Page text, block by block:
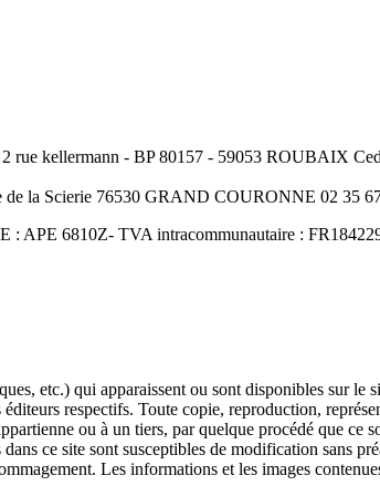
kellermann - BP 80157 - 59053 ROUBAIX
la Scierie 76530 GRAND COURONNE 02 35
APE 6810Z- TVA intracommunautaire :
etc.) qui apparaissent ou sont disponibles sur
respectifs. Toute copie, reproduction,
ou à un tiers, par quelque procédé que ce
ce site sont susceptibles de modification sans
Les informations et les images